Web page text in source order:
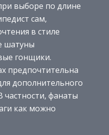
выборе по длине
сам,
в стиле
шатуны
гонщики.
предпочтительна
дополнительного
частности, фанаты
как можно